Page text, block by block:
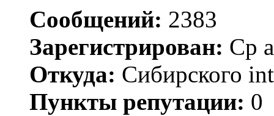
Сообщений: 2383
Зарегистрирован: Ср
Откуда: Сибирского
Пункты репутации: 0